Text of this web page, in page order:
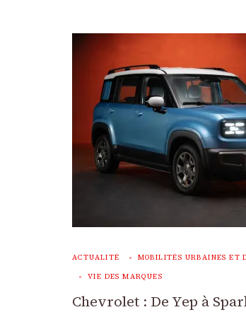
ACTUALITÉ MOBILITÉS URBAINES ET
VIE DES MARQUES
Chevrolet : De Yep à